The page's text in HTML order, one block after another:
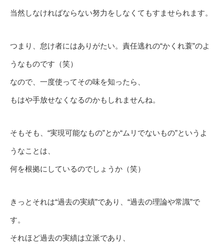
当然しなければならない努力をしなくてもすませられます。
つまり、怠け者にはありがたい。責任逃れの“かくれ蓑”のよ
うなものです（笑）
なので、一度使ってその味を知ったら、
もはや手放せなくなるのかもしれませんね。
そもそも、“実現可能なもの”とか“ムリでないもの”というよ
うなことは、
何を根拠にしているのでしょうか（笑）
きっとそれは“過去の実績”であり、“過去の理論や常識”で
す。
それほど過去の実績は立派であり、